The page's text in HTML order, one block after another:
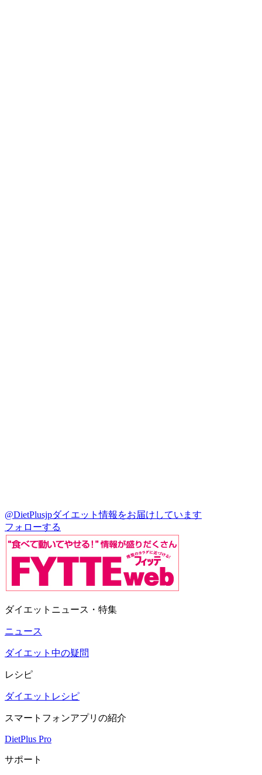
@DietPlusjpダイエット情報をお届けしています
フォローする
ダイエットニュース・特集
ニュース
ダイエット中の疑問
レシピ
ダイエットレシピ
スマートフォンアプリの紹介
DietPlus Pro
サポート